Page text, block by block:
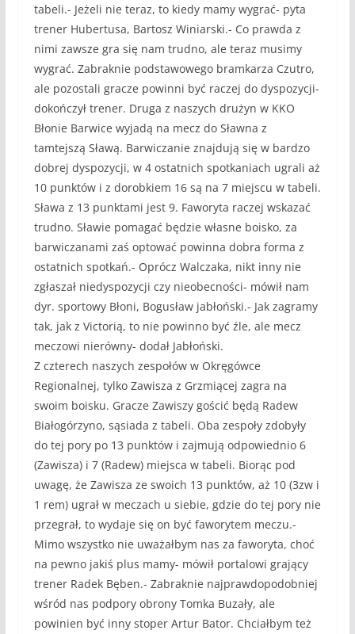
tabeli.- Jeżeli nie teraz, to kiedy mamy wygrać- pyta
trener Hubertusa, Bartosz Winiarski.- Co prawda z
nimi zawsze gra się nam trudno, ale teraz musimy
wygrać. Zabraknie podstawowego bramkarza Czutro,
ale pozostali gracze powinni być raczej do dyspozycji-
dokończył trener. Druga z naszych drużyn w KKO
Błonie Barwice wyjadą na mecz do Sławna z
tamtejszą Sławą. Barwiczanie znajdują się w bardzo
dobrej dyspozycji, w 4 ostatnich spotkaniach ugrali aż
10 punktów i z dorobkiem 16 są na 7 miejscu w tabeli.
Sława z 13 punktami jest 9. Faworyta raczej wskazać
trudno. Sławie pomagać będzie własne boisko, za
barwiczanami zaś optować powinna dobra forma z
ostatnich spotkań.- Oprócz Walczaka, nikt inny nie
zgłaszał niedyspozycji czy nieobecności- mówił nam
dyr. sportowy Błoni, Bogusław jabłoński.- Jak zagramy
tak, jak z Victorią, to nie powinno być źle, ale mecz
meczowi nierówny- dodał Jabłoński.
Z czterech naszych zespołów w Okręgówce
Regionalnej, tylko Zawisza z Grzmiącej zagra na
swoim boisku. Gracze Zawiszy gościć będą Radew
Białogórzyno, sąsiada z tabeli. Oba zespoły zdobyły
do tej pory po 13 punktów i zajmują odpowiednio 6
(Zawisza) i 7 (Radew) miejsca w tabeli. Biorąc pod
uwagę, że Zawisza ze swoich 13 punktów, aż 10 (3zw i
1 rem) ugrał w meczach u siebie, gdzie do tej pory nie
przegrał, to wydaje się on być faworytem meczu.-
Mimo wszystko nie uważałbym nas za faworyta, choć
na pewno jakiś plus mamy- mówił portalowi grający
trener Radek Bęben.- Zabraknie najprawdopodobniej
wśród nas podpory obrony Tomka Buzały, ale
powinien być inny stoper Artur Bator. Chciałbym też